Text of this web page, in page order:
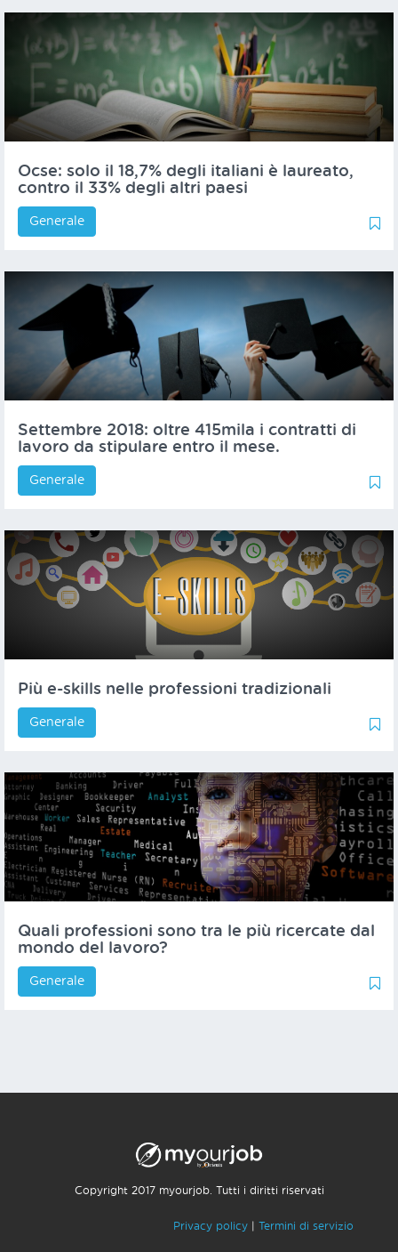
Ocse: solo il 18,7% degli italiani è laureato,
contro il 33% degli altri paesi
00
Generale
Settembre 2018: oltre 415mila i contratti di
lavoro da stipulare entro il mese.
0
1
Generale
Più e-skills nelle professioni tradizionali
0
1
Generale
Quali professioni sono tra le più ricercate dal
mondo del lavoro?
11
Generale
Copyright 2017 myourjob. Tutti i diritti riservati
Privacy policy Termini di servizio